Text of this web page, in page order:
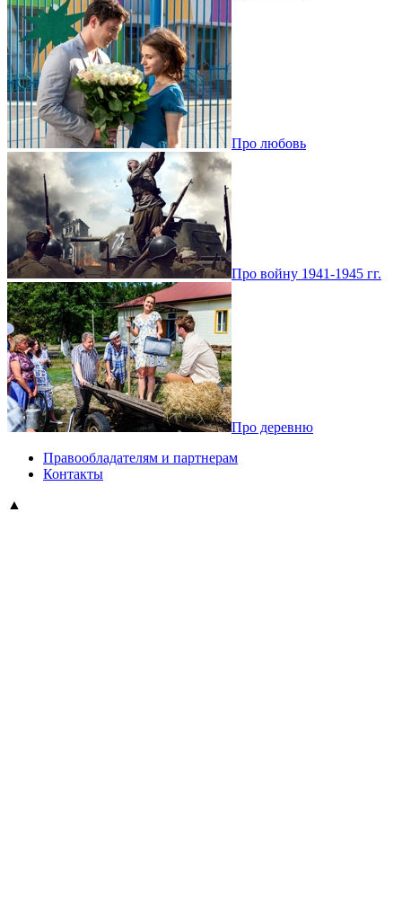
Про любовь
Про войну 1941-1945 гг.
Про деревню
Правообладателям и партнерам
Контакты
▲